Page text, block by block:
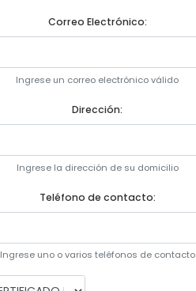
Correo Electrónico:
Ingrese un correo electrónico válido
Dirección:
Ingrese la dirección de su domicilio
Teléfono de contacto:
Ingrese uno o varios teléfonos de contacto